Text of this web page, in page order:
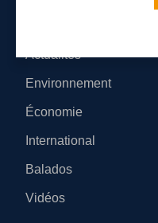
Actualités
Environnement
Économie
International
Balados
Vidéos